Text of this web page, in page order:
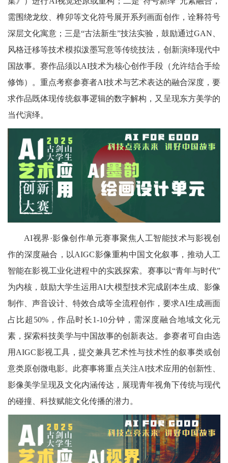
需围绕龙纹、榫卯等文化符号展开系列画面创作，诠释符号
深层文化寓意；三是“古法新生”技法实验，鼓励通过GAN、
风格迁移等技术模拟泼墨写意等传统技法，创新演绎现代中
国故事。赛作品须以AI技术为核心创作手段（允许结合手绘
修饰）。重点考察参赛者AI技术与艺术表达的融合深度，要
求作品既体现传统叙事逻辑的数字解构，又呈现东方美学的
当代演绎。
AI视界·影像创作单元赛事聚焦人工智能技术与影视创
作的深度融合，以AIGC影像重构中国文化叙事，推动人工
智能在影视工业化进程中的实践探索。赛事以“青年与时代”
为内核，鼓励大学生运用AI大模型技术完成剧本生成、影像
制作、声音设计、特效合成等全流程创作，要求AI生成画面
占比超50%，作品时长1-10分钟，需深度融合地域文化元
素，探索科技美学与中国故事的创新表达。参赛者可自由选
用AIGC影视工具，提交兼具艺术性与技术性的叙事类或创
意类原创微电影。此赛事将重点关注AI技术应用的创新性、
影像美学呈现及文化内涵传达，展现青年视角下传统与现代
的碰撞、科技赋能文化传播的潜力。